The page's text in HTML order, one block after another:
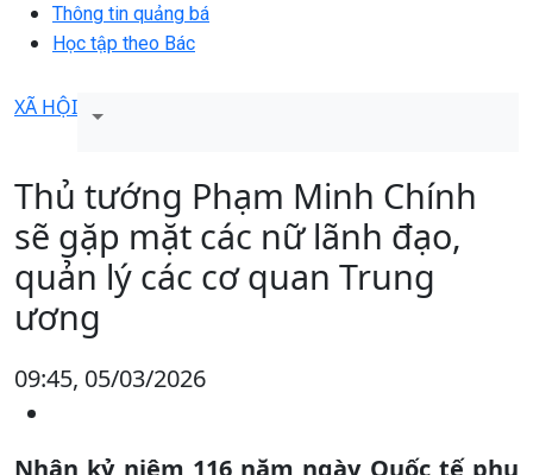
Thông tin quảng bá
Học tập theo Bác
XÃ HỘI
Thủ tướng Phạm Minh Chính
sẽ gặp mặt các nữ lãnh đạo,
quản lý các cơ quan Trung
ương
09:45, 05/03/2026
Nhân kỷ niệm 116 năm ngày Quốc tế phụ